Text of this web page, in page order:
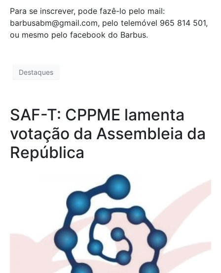
Para se inscrever, pode fazê-lo pelo mail:
barbusabm@gmail.com, pelo telemóvel 965 814 501,
ou mesmo pelo facebook do Barbus.
Destaques
SAF-T: CPPME lamenta
votação da Assembleia da
República